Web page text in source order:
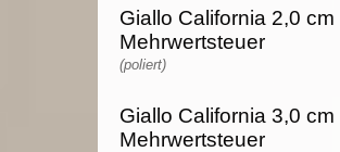
Giallo California 2,0
Mehrwertsteuer
(poliert)
Giallo California 3,0
Mehrwertsteuer